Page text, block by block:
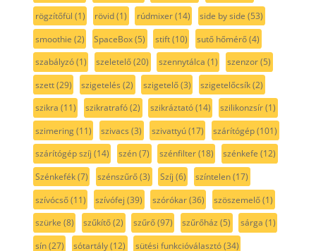
rögzítőfül (1) rövid(1) rúdmixer(14) side by side (53)
smoothie (2) SpaceBox(5) stift(10) sutő hőmérő(4)
szabályzó(1) szeletelő(20) szennytálca (1) szenzor(5)
szett(29) szigetelés (2) szigetelő(3) szigetelőcsík(2)
szikra (11) szikratrafó(2) szikráztató(14) szilikonzsír(1)
szimering(11) szivacs (3) szivattyú(17) szárítógép(101)
szárítógép szíj (14) szén(7) szénfilter(18) szénkefe (12)
Szénkefék(7) szénszűrő(3) Szíj (6) színtelen(17)
szívócső(11) szívófej (39) szórókar(36) szöszemelő(1)
szürke (8) szűkítő(2) szűrő(97) szűrőház (5) sárga (1)
sín(27) sótartály(12) sütési funkcióválasztó(34)